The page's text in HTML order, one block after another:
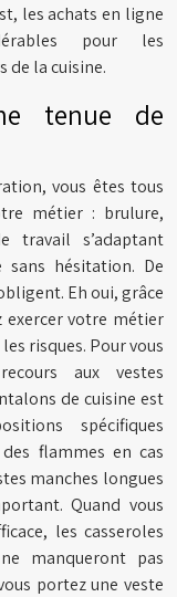
les achats en ligne
pour les
de la cuisine.
tenue de
vous êtes tous
métier : brulure,
travail s’adaptant
sans hésitation. De
Eh oui, grâce
exercer votre métier
risques. Pour vous
aux vestes
de cuisine est
spécifiques
flammes en cas
manches longues
Quand vous
les casseroles
manqueront pas
portez une veste